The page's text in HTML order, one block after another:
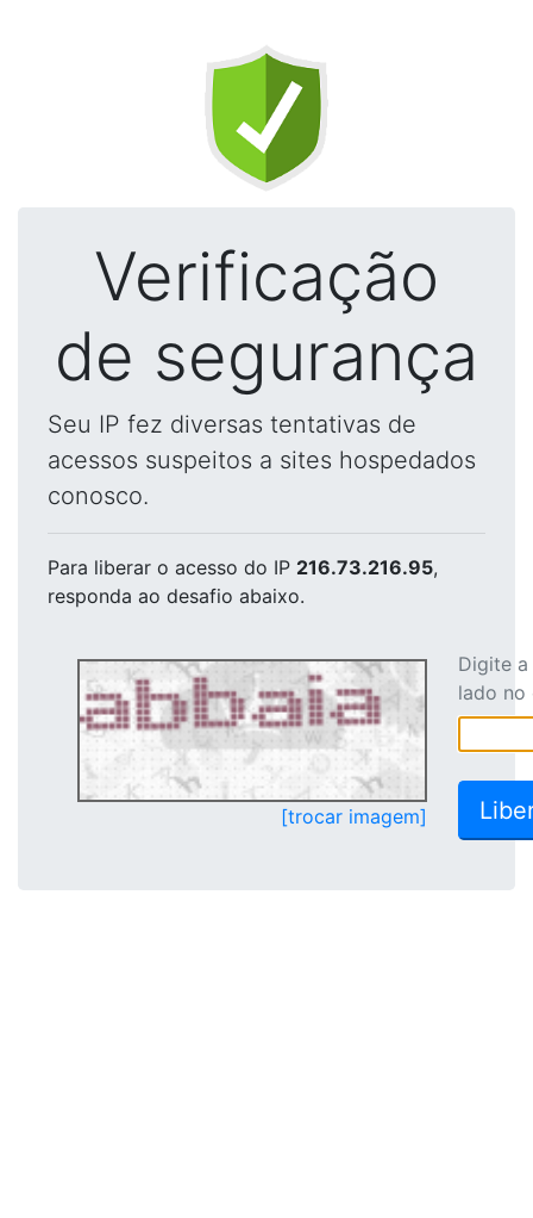
Verificação
de segurança
Seu IP fez diversas tentativas de
acessos suspeitos a sites hospedados
conosco.
Para liberar o acesso do IP 216.73.216.95,
responda ao desafio abaixo.
[trocar imagem]
Digite
lado no